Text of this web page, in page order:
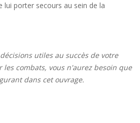
lui porter secours au sein de la
utiles au succès de votre
combats, vous n'aurez besoin que
dans cet ouvrage.